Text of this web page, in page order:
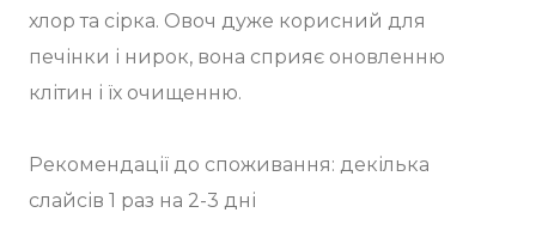
хлор та сірка. Овоч дуже корисний для
печінки і нирок, вона сприяє оновленню
клітин і їх очищенню.
Рекомендації до споживання: декілька
слайсів 1 раз на 2-3 дні